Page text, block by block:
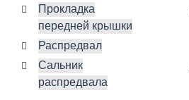
Прокладка
передней крышки
Распредвал
Сальник
распредвала